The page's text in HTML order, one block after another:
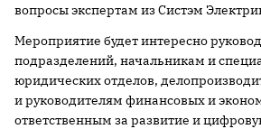
вопросы экспертам из Систэм
Мероприятие будет интересно
подразделений, начальникам и
юридических отделов,
и руководителям финансовых и
ответственным за развитие и